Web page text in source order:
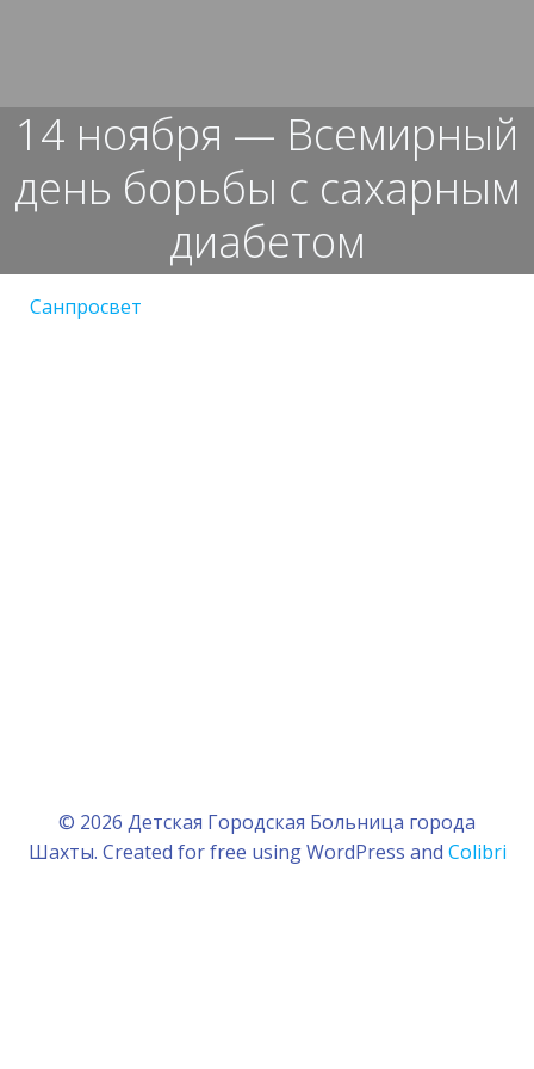
14 ноября — Всемирный
день борьбы с сахарным
диабетом
Санпросвет
© 2026 Детская Городская Больница города
Шахты. Created for free using WordPress and Colibri